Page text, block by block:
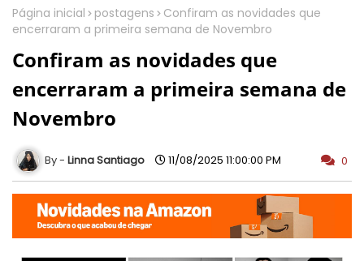
Página inicial postagens
Confiram as novidades que
encerraram a primeira semana de Novembro
Confiram as novidades que
encerraram a primeira semana de
Novembro
Linna Santiago 11/08/2025 11:00:00 PM 0